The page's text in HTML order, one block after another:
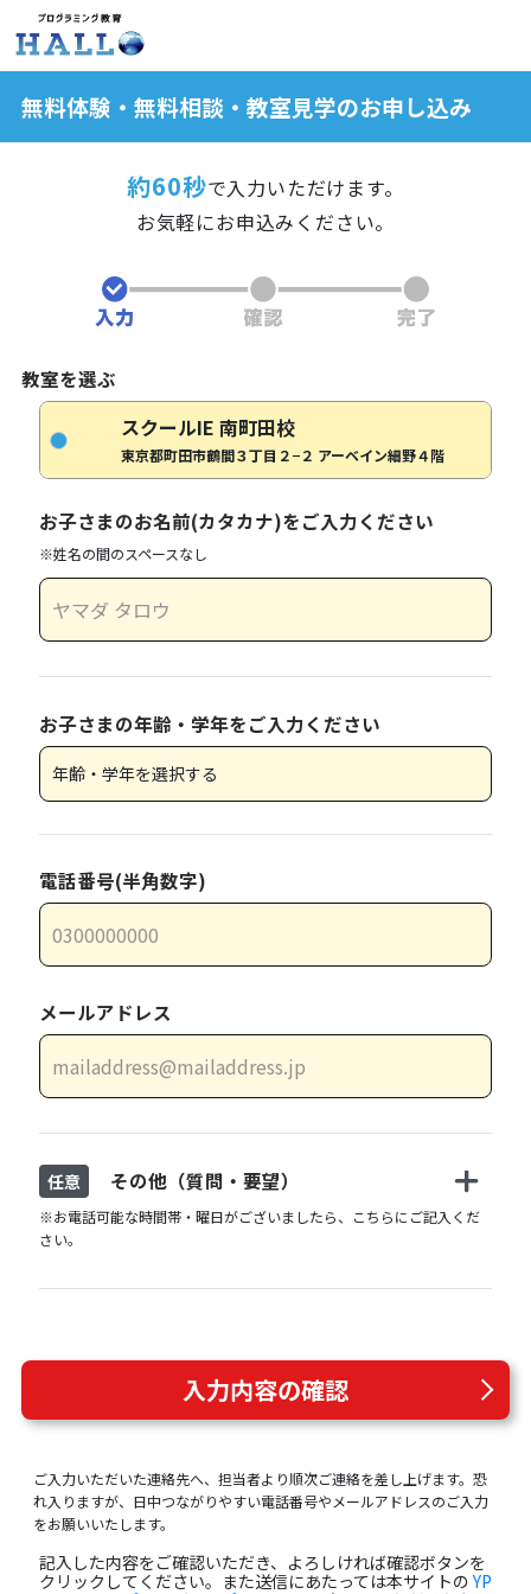
無料体験・無料相談・教室見学のお申し込み
約60秒で入力いただけます。
お気軽にお申込みください。
教室を選ぶ
スクールIE 南町田校
東京都町田市鶴間３丁目２−２ アーベイン細野４階
お子さまのお名前(カタカナ)をご入力ください
※姓名の間のスペースなし
お子さまの年齢・学年をご入力ください
電話番号(半角数字)
メールアドレス
任意 その他（質問・要望）
※お電話可能な時間帯・曜日がございましたら、こちらにご記入くだ
さい。
入力内容の確認
ご入力いただいた連絡先へ、担当者より順次ご連絡を差し上げます。恐
れ入りますが、日中つながりやすい電話番号やメールアドレスのご入力
をお願いいたします。
記入した内容をご確認いただき、よろしければ確認ボタンを
クリックしてください。また送信にあたっては本サイトのYP